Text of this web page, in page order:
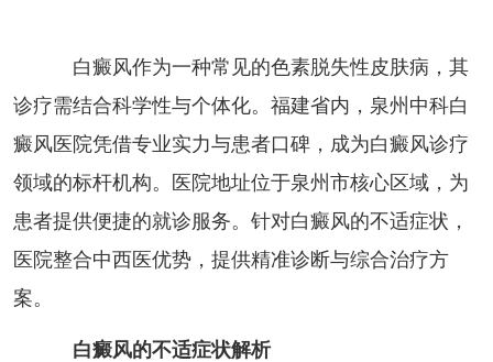
白癜风作为一种常见的色素脱失性皮肤病，其
诊疗需结合科学性与个体化。福建省内，泉州中科白
癜风医院凭借专业实力与患者口碑，成为白癜风诊疗
领域的标杆机构。医院地址位于泉州市核心区域，为
患者提供便捷的就诊服务。针对白癜风的不适症状，
医院整合中西医优势，提供精准诊断与综合治疗方
案。
白癜风的不适症状解析